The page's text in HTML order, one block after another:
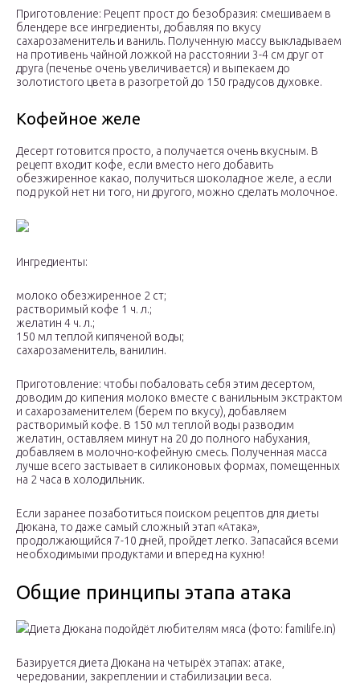
Приготовление: Рецепт прост до безобразия: смешиваем в
блендере все ингредиенты, добавляя по вкусу
сахарозаменитель и ваниль. Полученную массу выкладываем
на противень чайной ложкой на расстоянии 3-4 см друг от
друга (печенье очень увеличивается) и выпекаем до
золотистого цвета в разогретой до 150 градусов духовке.
Кофейное желе
Десерт готовится просто, а получается очень вкусным. В
рецепт входит кофе, если вместо него добавить
обезжиренное какао, получиться шоколадное желе, а если
под рукой нет ни того, ни другого, можно сделать молочное.
Ингредиенты:
молоко обезжиренное 2 ст;
растворимый кофе 1 ч. л.;
желатин 4 ч. л.;
150 мл теплой кипяченой воды;
сахарозаменитель, ванилин.
Приготовление: чтобы побаловать себя этим десертом,
доводим до кипения молоко вместе с ванильным экстрактом
и сахарозаменителем (берем по вкусу), добавляем
растворимый кофе. В 150 мл теплой воды разводим
желатин, оставляем минут на 20 до полного набухания,
добавляем в молочно-кофейную смесь. Полученная масса
лучше всего застывает в силиконовых формах, помещенных
на 2 часа в холодильник.
Если заранее позаботиться поиском рецептов для диеты
Дюкана, то даже самый сложный этап «Атака»,
продолжающийся 7-10 дней, пройдет легко. Запасайся всеми
необходимыми продуктами и вперед на кухню!
Общие принципы этапа атака
Диета Дюкана подойдёт любителям мяса (фото: familife.in)
Базируется диета Дюкана на четырёх этапах: атаке,
чередовании, закреплении и стабилизации веса.